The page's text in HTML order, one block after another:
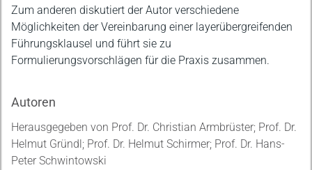
Zum anderen diskutiert der Autor verschiedene
Möglichkeiten der Vereinbarung einer layerübergreifenden
Führungsklausel und führt sie zu
Formulierungsvorschlägen für die Praxis zusammen.
Autoren
Herausgegeben von Prof. Dr. Christian Armbrüster; Prof. Dr.
Helmut Gründl; Prof. Dr. Helmut Schirmer; Prof. Dr. Hans-
Peter Schwintowski